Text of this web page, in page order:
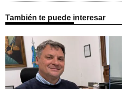
También te puede interesar